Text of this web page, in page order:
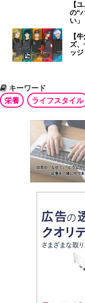
【
の“
い
【
ズ
ッ
キーワード
栄養
ライフスタイル